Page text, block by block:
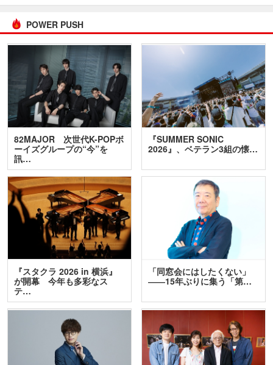
POWER PUSH
82MAJOR 次世代K-POPボ
ーイズグループの“今”を
訊…
『SUMMER SONIC
2026』、ベテラン3組の懐…
『スタクラ 2026 in 横浜』
が開幕 今年も多彩なス
テ…
「同窓会にはしたくない」
――15年ぶりに集う「第…